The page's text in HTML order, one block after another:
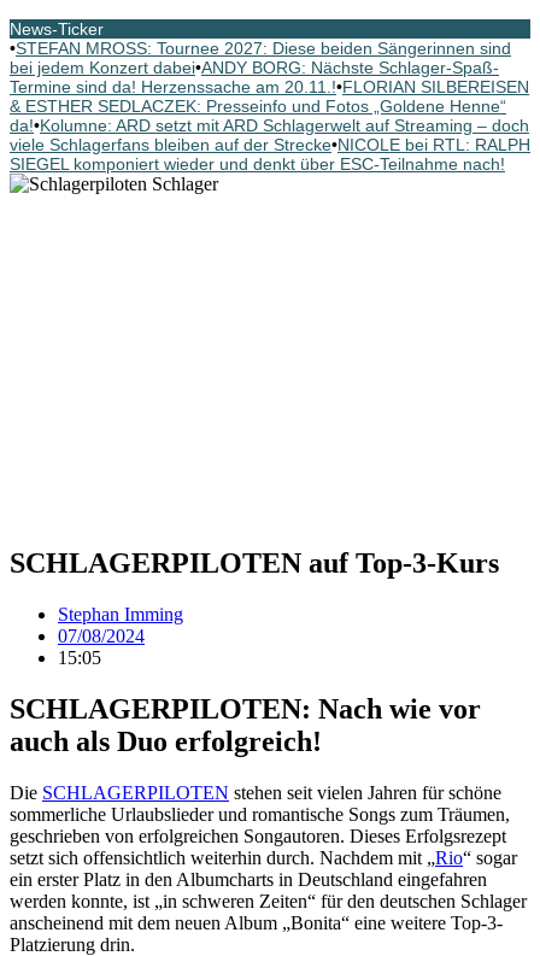
News-Ticker
•STEFAN MROSS: Tournee 2027: Diese beiden Sängerinnen sind
bei jedem Konzert dabei•ANDY BORG: Nächste Schlager-Spaß-
Termine sind da! Herzenssache am 20.11.!•FLORIAN SILBEREISEN
& ESTHER SEDLACZEK: Presseinfo und Fotos „Goldene Henne“
da!•Kolumne: ARD setzt mit ARD Schlagerwelt auf Streaming – doch
viele Schlagerfans bleiben auf der Strecke•NICOLE bei RTL: RALPH
SIEGEL komponiert wieder und denkt über ESC-Teilnahme nach!
SCHLAGERPILOTEN auf Top-3-Kurs
Stephan Imming
07/08/2024
15:05
SCHLAGERPILOTEN: Nach wie vor
auch als Duo erfolgreich!
Die SCHLAGERPILOTEN stehen seit vielen Jahren für schöne
sommerliche Urlaubslieder und romantische Songs zum Träumen,
geschrieben von erfolgreichen Songautoren. Dieses Erfolgsrezept
setzt sich offensichtlich weiterhin durch. Nachdem mit „Rio“ sogar
ein erster Platz in den Albumcharts in Deutschland eingefahren
werden konnte, ist „in schweren Zeiten“ für den deutschen Schlager
anscheinend mit dem neuen Album „Bonita“ eine weitere Top-3-
Platzierung drin.